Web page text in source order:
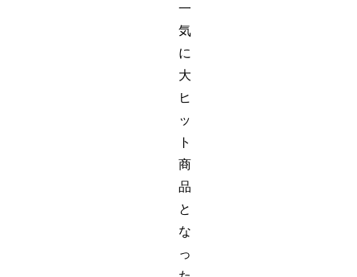
一
気
に
大
ヒ
ッ
ト
商
品
と
な
っ